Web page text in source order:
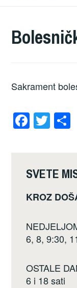
Sakrament
F
a
e
b
o
o
k
T
wi
er
SVETE
KROZ
6, 8, 9:30,
OSTALE
6 i 18 sati